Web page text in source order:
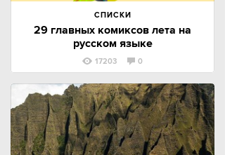
СПИСКИ
29 главных комиксов лета на
русском языке
17203 0